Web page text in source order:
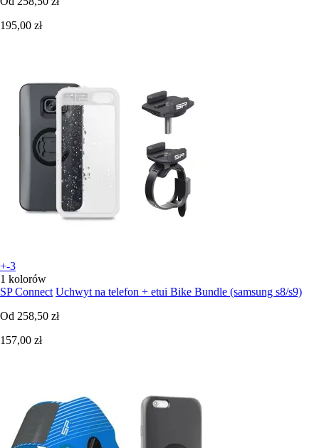
195,00 zł
+-3
1 kolorów
SP Connect Uchwyt na telefon + etui Bike Bundle (samsung s8/s9)
Od 258,50 zł
157,00 zł